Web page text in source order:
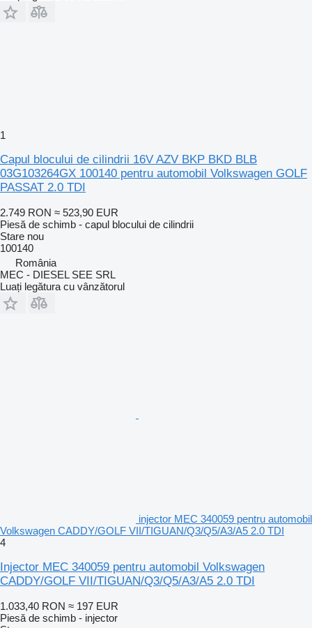
1
Capul blocului de cilindrii 16V AZV BKP BKD BLB
03G103264GX 100140 pentru automobil Volkswagen GOLF
PASSAT 2.0 TDI
2.749 RON ≈ 523,90 EUR
Piesă de schimb - capul blocului de cilindrii
Stare nou
100140
România
MEC - DIESEL SEE SRL
Luați legătura cu vânzătorul
injector MEC 340059 pentru automobil
Volkswagen CADDY/GOLF VII/TIGUAN/Q3/Q5/A3/A5 2.0 TDI
4
Injector MEC 340059 pentru automobil Volkswagen
CADDY/GOLF VII/TIGUAN/Q3/Q5/A3/A5 2.0 TDI
1.033,40 RON ≈ 197 EUR
Piesă de schimb - injector